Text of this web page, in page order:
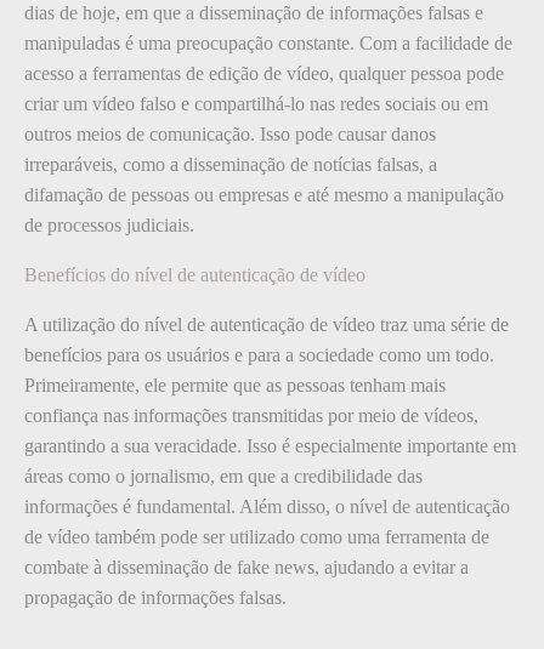
dias de hoje, em que a disseminação de informações falsas e
manipuladas é uma preocupação constante. Com a facilidade de
acesso a ferramentas de edição de vídeo, qualquer pessoa pode
criar um vídeo falso e compartilhá-lo nas redes sociais ou em
outros meios de comunicação. Isso pode causar danos
irreparáveis, como a disseminação de notícias falsas, a
difamação de pessoas ou empresas e até mesmo a manipulação
de processos judiciais.
Benefícios do nível de autenticação de vídeo
A utilização do nível de autenticação de vídeo traz uma série de
benefícios para os usuários e para a sociedade como um todo.
Primeiramente, ele permite que as pessoas tenham mais
confiança nas informações transmitidas por meio de vídeos,
garantindo a sua veracidade. Isso é especialmente importante em
áreas como o jornalismo, em que a credibilidade das
informações é fundamental. Além disso, o nível de autenticação
de vídeo também pode ser utilizado como uma ferramenta de
combate à disseminação de fake news, ajudando a evitar a
propagação de informações falsas.